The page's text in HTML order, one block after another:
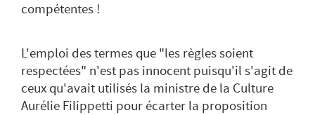
compétentes !
L'emploi des termes que "les règles soient
respectées" n'est pas innocent puisqu'il s'agit de
ceux qu'avait utilisés la ministre de la Culture
Aurélie Filippetti pour écarter la proposition